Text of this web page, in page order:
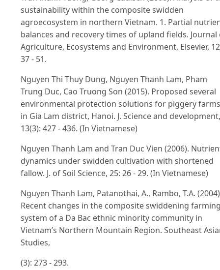
sustainability within the composite swidden
agroecosystem in northern Vietnam. 1. Partial
balances and recovery times of upland fields. Journal
Agriculture, Ecosystems and Environment, Elsevier,
37 - 51.
Nguyen Thi Thuy Dung, Nguyen Thanh Lam, Pham
Trung Duc, Cao Truong Son (2015). Proposed several
environmental protection solutions for piggery farms
in Gia Lam district, Hanoi. J. Science and development,
13(3): 427 - 436. (In Vietnamese)
Nguyen Thanh Lam and Tran Duc Vien (2006).
dynamics under swidden cultivation with shortened
fallow. J. of Soil Science, 25: 26 - 29. (In Vietnamese)
Nguyen Thanh Lam, Patanothai, A., Rambo, T.A.
Recent changes in the composite swiddening
system of a Da Bac ethnic minority community in
Vietnam’s Northern Mountain Region. Southeast
Studies,
(3): 273 - 293.